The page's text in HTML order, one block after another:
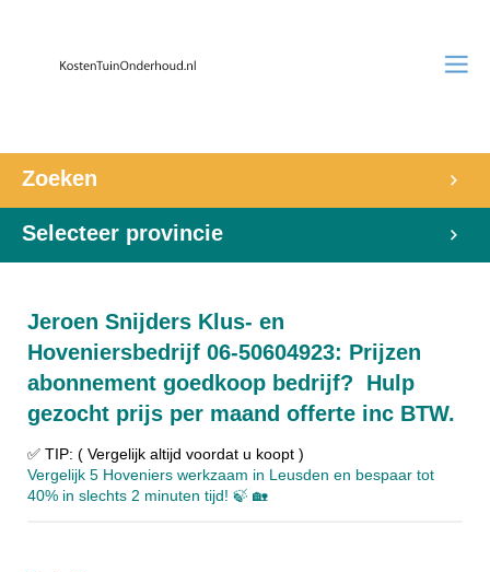
Zoeken
Selecteer provincie
Jeroen Snijders Klus- en
Hoveniersbedrijf 06-50604923: Prijzen
abonnement goedkoop bedrijf? Hulp
gezocht prijs per maand offerte inc BTW.
✅ TIP: ( Vergelijk altijd voordat u koopt )
Vergelijk 5 Hoveniers werkzaam in Leusden en bespaar tot
40% in slechts 2 minuten tijd! 🍃 🏡